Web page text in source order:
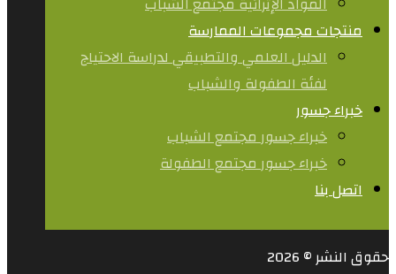
منتجات مجموعات الممارسة
الدليل العلمي والتطبيقي لدراسة الاحتياج
لفئة الطفولة والشباب
خبراء جسور
خبراء جسور مجتمع الشباب
خبراء جسور مجتمع الطفولة
اتصل بنا
حقوق النشر © 2026